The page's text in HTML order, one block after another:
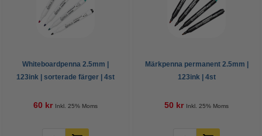
Whiteboardpenna 2.5mm |
123ink | sorterade färger | 4st
60 kr Inkl. 25% Moms
Märkpenna permanent 2.5mm |
123ink | 4st
50 kr Inkl. 25% Moms